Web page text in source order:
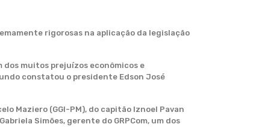
rigorosas na aplicação da legislação
dos muitos prejuízos econômicos e
constatou o presidente Edson José
Maziero (GGI-PM), do capitão Iznoel Pavan
Simões, gerente do GRPCom, um dos